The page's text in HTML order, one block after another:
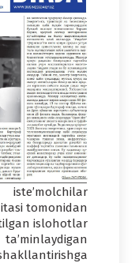
tomonidan
islohotlar